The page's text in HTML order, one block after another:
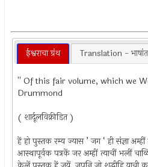
ईश्वराचा ग्रंथ Translation -
'' Of this fair volume, which we
Drummond
( शार्दूलविक्रीडित )
हें हो पुस्तक रम्य ज्यास ’ जग ‘ ही संज्ञा अम्हीं
आस्थापूर्वक पत्रकें जर अम्हीं त्याचीं भलीं